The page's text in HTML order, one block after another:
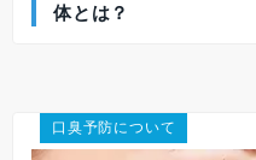
体とは？
口臭予防について